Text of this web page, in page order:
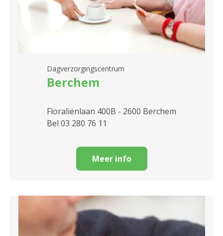
Dagverzorgingscentrum
Berchem
Floraliënlaan 400B - 2600 Berchem
Bel 03 280 76 11
Meer info